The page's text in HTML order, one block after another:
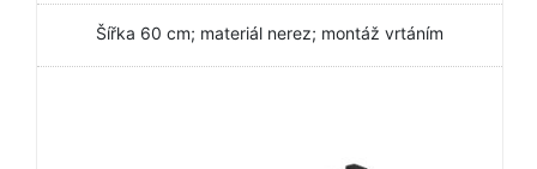
Šířka 60 cm; materiál nerez; montáž vrtáním